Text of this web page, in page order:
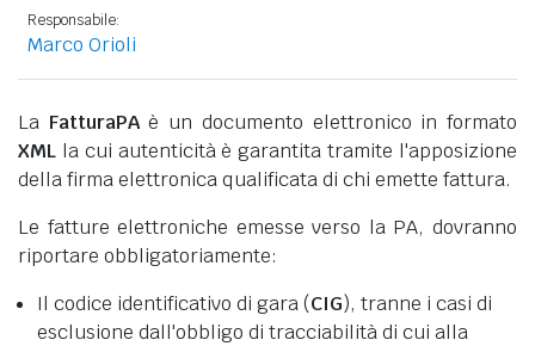
Responsabile:
Marco Orioli
La FatturaPAè un documento elettronico in formato
XML la cui autenticità è garantita tramite l'apposizione
della firma elettronica qualificata di chi emette fattura.
Le fatture elettroniche emesse verso la PA, dovranno
riportare obbligatoriamente:
Il codice identificativo di gara (CIG), tranne i casi di
esclusione dall'obbligo di tracciabilità di cui alla